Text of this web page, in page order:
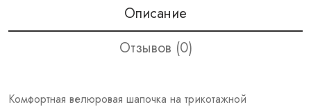
Описание
Отзывов (0)
Комфортная велюровая шапочка на трикотажной